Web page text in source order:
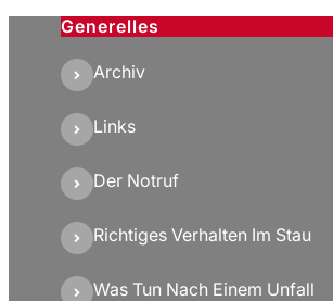
Generelles
Archiv
Links
Der Notruf
Richtiges Verhalten Im Stau
Was Tun Nach Einem Unfall